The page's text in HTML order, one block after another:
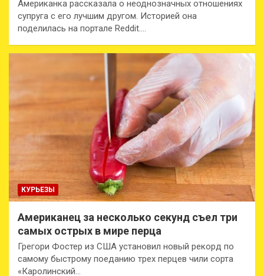
Американка рассказала о неоднозначных отношениях
супруга с его лучшим другом. Историей она
поделилась на портале Reddit.…
КУРЬЕЗЫ
Американец за несколько секунд съел три
самых острых в мире перца
Грегори Фостер из США установил новый рекорд по
самому быстрому поеданию трех перцев чили сорта
«Каролинский…